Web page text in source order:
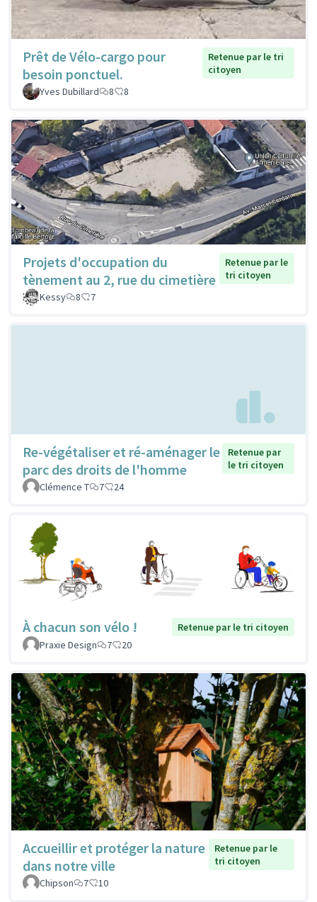
Prêt de Vélo-cargo pour
besoin ponctuel.
Retenue par le tri
citoyen
Yves Dubillard
8 8
Projets d'occupation du
tènement au 2, rue du cimetière
Retenue par le
tri citoyen
Kessy
8 7
Re-végétaliser et ré-aménager le
parc des droits de l'homme
Retenue par
le tri citoyen
Clémence T
7 24
À chacun son vélo !
Retenue par le tri citoyen
Praxie Design
7 20
Accueillir et protéger la nature
dans notre ville
Retenue par le
tri citoyen
Chipson
7 10